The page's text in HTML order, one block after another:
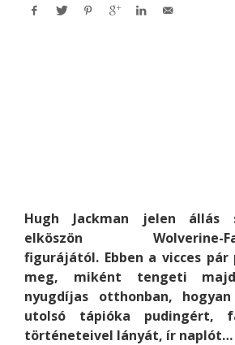
Hugh Jackman jelen állás
elköszön Wolverine-
figurájától. Ebben a vicces pár
meg, miként tengeti
nyugdíjas otthonban,
utolsó tápióka pudingért,
történeteivel lányát, ír naplót…